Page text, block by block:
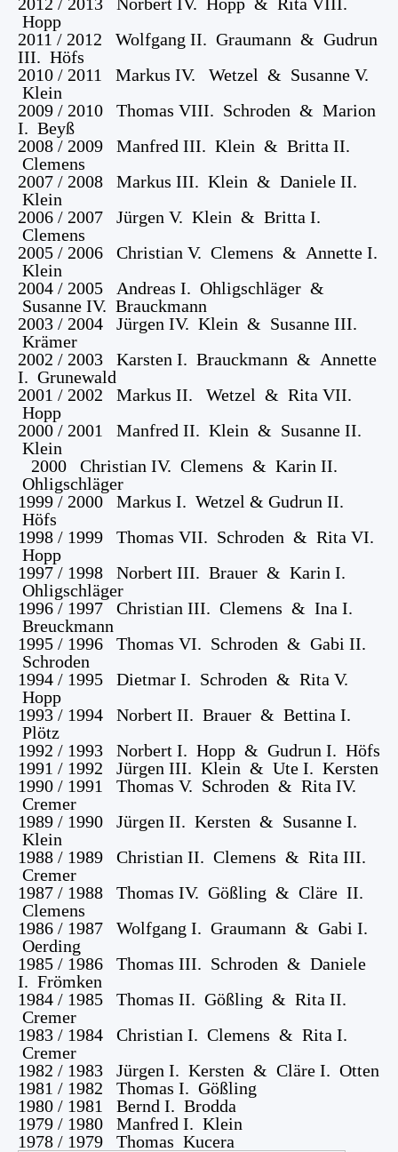
Hopp
2011 / 2012 Wolfgang II. Graumann & Gudrun
III. Höfs
2010 / 2011 Markus IV. Wetzel & Susanne V.
Klein
2009 / 2010 Thomas VIII. Schroden & Marion
I. Beyß
2008 / 2009 Manfred III. Klein & Britta II.
Clemens
2007 / 2008 Markus III. Klein & Daniele II.
Klein
2006 / 2007 Jürgen V. Klein & Britta I.
Clemens
2005 / 2006 Christian V. Clemens & Annette I.
Klein
2004 / 2005 Andreas I. Ohligschläger &
Susanne IV. Brauckmann
2003 / 2004 Jürgen IV. Klein & Susanne III.
Krämer
2002 / 2003 Karsten I. Brauckmann & Annette
I. Grunewald
2001 / 2002 Markus II. Wetzel & Rita VII.
Hopp
2000 / 2001 Manfred II. Klein & Susanne II.
Klein
2000 Christian IV. Clemens & Karin II.
Ohligschläger
1999 / 2000 Markus I. Wetzel & Gudrun II.
Höfs
1998 / 1999 Thomas VII. Schroden & Rita VI.
Hopp
1997 / 1998 Norbert III. Brauer & Karin I.
Ohligschläger
1996 / 1997 Christian III. Clemens & Ina I.
Breuckmann
1995 / 1996 Thomas VI. Schroden & Gabi II.
Schroden
1994 / 1995 Dietmar I. Schroden & Rita V.
Hopp
1993 / 1994 Norbert II. Brauer & Bettina I.
Plötz
1992 / 1993 Norbert I. Hopp & Gudrun I. Höfs
1991 / 1992 Jürgen III. Klein & Ute I. Kersten
1990 / 1991 Thomas V. Schroden & Rita IV.
Cremer
1989 / 1990 Jürgen II. Kersten & Susanne I.
Klein
1988 / 1989 Christian II. Clemens & Rita III.
Cremer
1987 / 1988 Thomas IV. Gößling & Cläre II.
Clemens
1986 / 1987 Wolfgang I. Graumann & Gabi I.
Oerding
1985 / 1986 Thomas III. Schroden & Daniele
I. Frömken
1984 / 1985 Thomas II. Gößling & Rita II.
Cremer
1983 / 1984 Christian I. Clemens & Rita I.
Cremer
1982 / 1983 Jürgen I. Kersten & Cläre I. Otten
1981 / 1982 Thomas I. Gößling
1980 / 1981 Bernd I. Brodda
1979 / 1980 Manfred I. Klein
1978 / 1979 Thomas Kucera